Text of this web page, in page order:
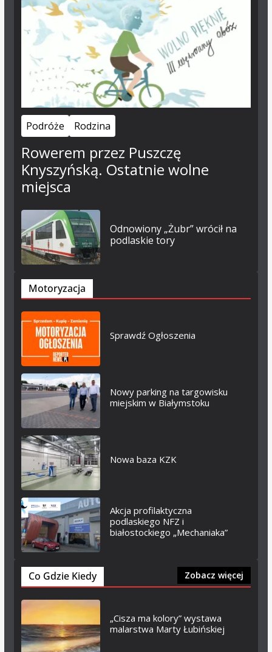
Podróże Rodzina
Rowerem przez Puszczę
Knyszyńską. Ostatnie wolne
miejsca
Odnowiony „Żubr” wrócił na
podlaskie tory
Motoryzacja
Sprawdź Ogłoszenia
Nowy parking na targowisku
miejskim w Białymstoku
Nowa baza KZK
Akcja profilaktyczna
podlaskiego NFZ i
białostockiego „Mechaniaka”
Co Gdzie Kiedy Zobacz więcej
„Cisza ma kolory” wystawa
malarstwa Marty Łubińskiej